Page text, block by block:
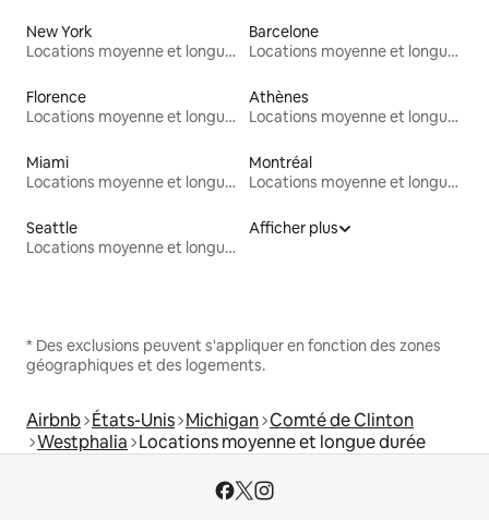
New York
Locations moyenne et longue durée
Barcelone
Locations moyenne et longue durée
Florence
Locations moyenne et longue durée
Athènes
Locations moyenne et longue durée
Miami
Locations moyenne et longue durée
Montréal
Locations moyenne et longue durée
Seattle
Locations moyenne et longue durée
Afficher plus
* Des exclusions peuvent s'appliquer en fonction des zones
géographiques et des logements.
Airbnb États-Unis Michigan Comté de Clinton
Westphalia Locations moyenne et longue durée